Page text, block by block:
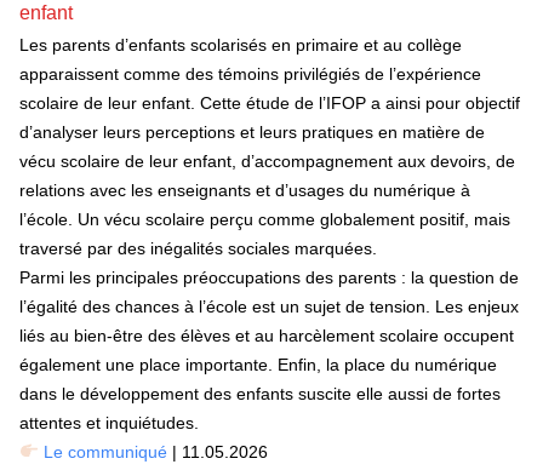
enfant
Les parents d’enfants scolarisés en primaire et au collège
apparaissent comme des témoins privilégiés de l’expérience
scolaire de leur enfant. Cette étude de l’IFOP a ainsi pour objectif
d’analyser leurs perceptions et leurs pratiques en matière de
vécu scolaire de leur enfant, d’accompagnement aux devoirs, de
relations avec les enseignants et d’usages du numérique à
l’école. Un vécu scolaire perçu comme globalement positif, mais
traversé par des inégalités sociales marquées.
Parmi les principales préoccupations des parents : la question de
l’égalité des chances à l’école est un sujet de tension. Les enjeux
liés au bien-être des élèves et au harcèlement scolaire occupent
également une place importante. Enfin, la place du numérique
dans le développement des enfants suscite elle aussi de fortes
attentes et inquiétudes.
Le communiqué | 11.05.2026